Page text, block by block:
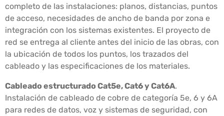
completo de las instalaciones: planos, distancias, puntos
de acceso, necesidades de ancho de banda por zona e
integración con los sistemas existentes. El proyecto de
red se entrega al cliente antes del inicio de las obras, con
la ubicación de todos los puntos, los trazados del
cableado y las especificaciones de los materiales.
Cableado estructurado Cat5e, Cat6 y Cat6A.
Instalación de cableado de cobre de categoría 5e, 6 y 6A
para redes de datos, voz y sistemas de seguridad, con